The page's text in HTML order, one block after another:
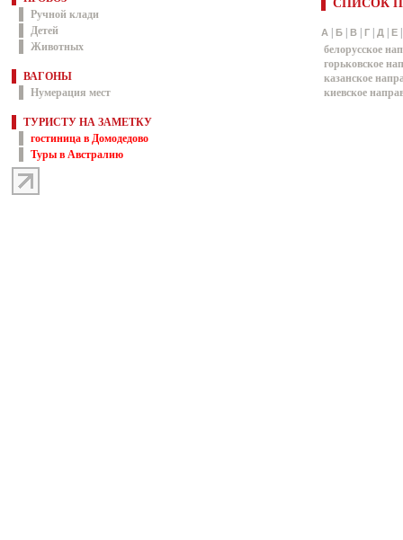
Ручной клади
Детей
Животных
ВАГОНЫ
Нумерация мест
ТУРИСТУ НА ЗАМЕТКУ
гостиница в Домодедово
Туры в Австралию
СПИСОК
А Б В Г Д Е
белорусское
горьковское
казанское
киевское